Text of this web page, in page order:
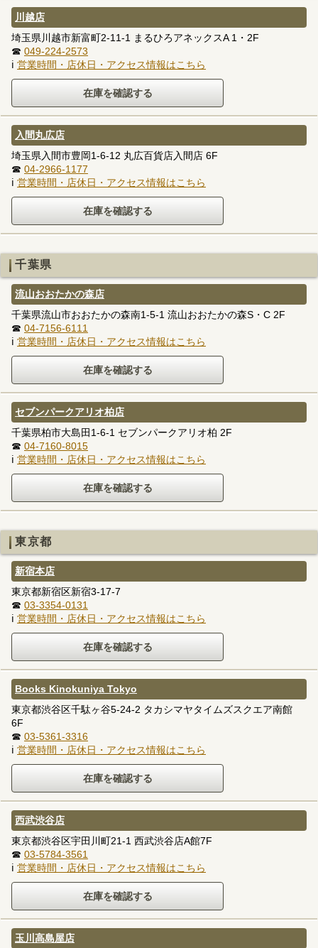
川越店
埼玉県川越市新富町2-11-1 まるひろアネックスA 1・2F
☎ 049-224-2573
ℹ 営業時間・店休日・アクセス情報はこちら
入間丸広店
埼玉県入間市豊岡1-6-12 丸広百貨店入間店 6F
☎ 04-2966-1177
ℹ 営業時間・店休日・アクセス情報はこちら
千葉県
流山おおたかの森店
千葉県流山市おおたかの森南1-5-1 流山おおたかの森S・C 2F
☎ 04-7156-6111
ℹ 営業時間・店休日・アクセス情報はこちら
セブンパークアリオ柏店
千葉県柏市大島田1-6-1 セブンパークアリオ柏 2F
☎ 04-7160-8015
ℹ 営業時間・店休日・アクセス情報はこちら
東京都
新宿本店
東京都新宿区新宿3-17-7
☎ 03-3354-0131
ℹ 営業時間・店休日・アクセス情報はこちら
Books Kinokuniya Tokyo
東京都渋谷区千駄ヶ谷5-24-2 タカシマヤタイムズスクエア南館
6F
☎ 03-5361-3316
ℹ 営業時間・店休日・アクセス情報はこちら
西武渋谷店
東京都渋谷区宇田川町21-1 西武渋谷店A館7F
☎ 03-5784-3561
ℹ 営業時間・店休日・アクセス情報はこちら
玉川高島屋店